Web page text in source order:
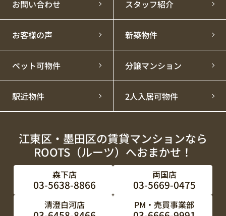
お問い合わせ スタッフ紹介
お客様の声 新築物件
ペット可物件 分譲マンション
駅近物件 2人入居可物件
江東区・墨田区の賃貸マンションなら
ROOTS（ルーツ）へおまかせ！
森下店
03-5638-8866
両国店
03-5669-0475
清澄白河店 PM・売買事業部